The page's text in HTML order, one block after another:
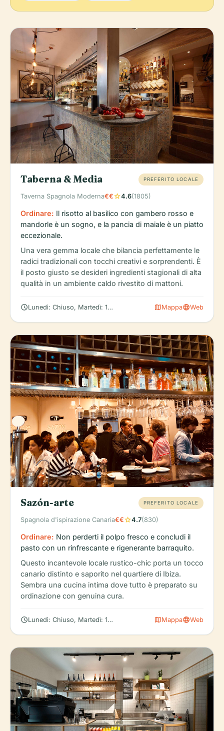
Taberna & Media PREFERITO LOCALE
Taverna Spagnola Moderna€€star4.6(1805)
Ordinare: Il risotto al basilico con gambero rosso e
mandorle è un sogno, e la pancia di maiale è un piatto
eccezionale.
Una vera gemma locale che bilancia perfettamente le
radici tradizionali con tocchi creativi e sorprendenti. È
il posto giusto se desideri ingredienti stagionali di alta
qualità in un ambiente caldo rivestito di mattoni.
scheduleLunedì: Chiuso, Martedì: 12:00 – 17:30, 20:00 – 01:00,
mapMappalanguageWeb
Sazón-arte PREFERITO LOCALE
Spagnola d'ispirazione Canaria€€star4.7(830)
Ordinare: Non perderti il polpo fresco e concludi il
pasto con un rinfrescante e rigenerante barraquito.
Questo incantevole locale rustico-chic porta un tocco
canario distinto e saporito nel quartiere di Ibiza.
Sembra una cucina intima dove tutto è preparato su
ordinazione con genuina cura.
scheduleLunedì: Chiuso, Martedì: 13:00 – 17:00, 20:00 – 00:00,
mapMappalanguageWeb